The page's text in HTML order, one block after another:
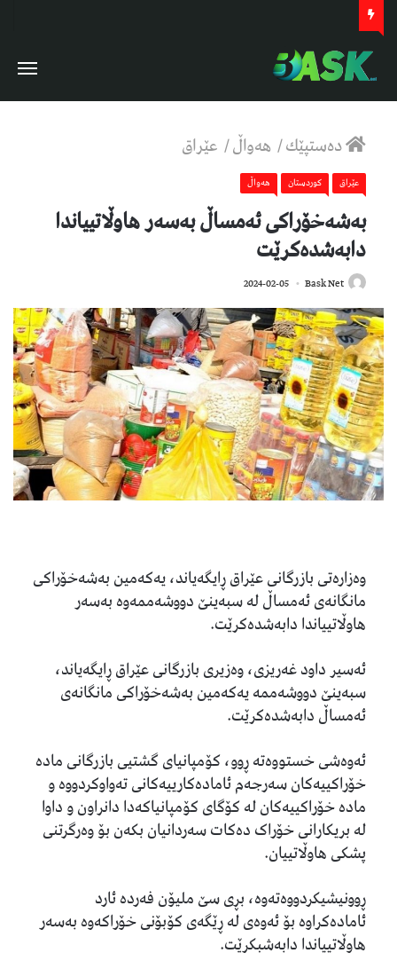
دەستپێك/ هەواڵ/ عێراق
عێراق كوردستان هەواڵ
بەشەخۆراکی ئەمساڵ بەسەر هاوڵاتییاندا
دابەشدەکرێت
Bask Net
2024-02-05
وەزارەتی بازرگانی عێراق ڕایگەیاند، یەکەمین بەشەخۆراکی
مانگانەی ئەمساڵ لە سبەینێ دووشەممەوە بەسەر
ھاوڵاتییاندا دابەشدەکرێت.
ئەسیر داود غەریزی، وەزیری بازرگانی عێراق ڕایگەیاند،
سبەینێ دووشەممە یەکەمین بەشەخۆراکی مانگانەی
ئەمساڵ دابەشدەکرێت.
ئەوەشی خستووەتە ڕوو، کۆمپانیای گشتیی بازرگانی مادە
خۆراکییەکان سەرجەم ئامادەکارییەکانی تەواوکردووە و
مادە خۆراکییەکان لە کۆگای کۆمپانیاکەدا دانراون و داوا
لە بریکارانی خۆراک دەکات سەردانیان بکەن بۆ وەرگرتنی
پشکی ھاوڵاتییان.
ڕوونیشیکردووەتەوە، بڕی سێ ملیۆن فەردە ئارد
ئامادەکراوە بۆ ئەوەی لە ڕێگەی کۆبۆنی خۆراکەوە بەسەر
ھاوڵاتییاندا دابەشبکرێت.